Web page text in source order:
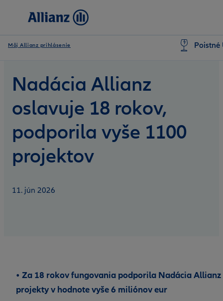
Môj Allianz prihlásenie Poistné
Nadácia Allianz
oslavuje 18 rokov,
podporila vyše 1100
projektov
11. jún 2026
• Za 18 rokov fungovania podporila Nadácia Allianz
projekty v hodnote vyše 6 miliónov eur